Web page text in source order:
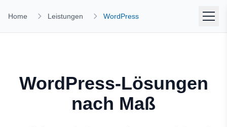
Home Leistungen WordPress
WordPress-Lösungen
nach Maß